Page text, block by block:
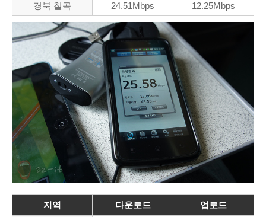
경북 칠곡 24.51Mbps 12.25Mbps
지역 다운로드 업로드